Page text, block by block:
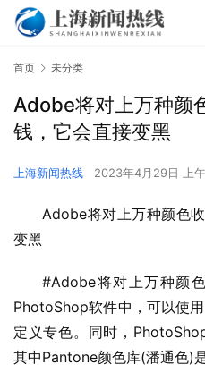
首页 未分类
Adobe将对上万种颜
钱，它会直接变黑
上海新闻热线 2023年4月29日 上
Adobe将对上万种颜色
变黑
#Adobe将对上万种颜
PhotoShop软件中，可以使
定义专色。同时，
其中Pantone颜色库(潘通色)